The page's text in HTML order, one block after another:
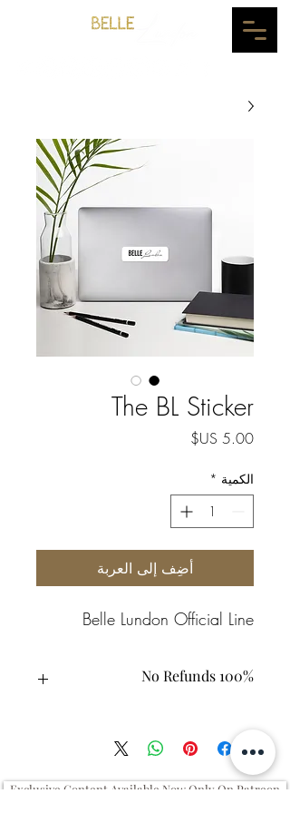
The BL Sticker
الكمية *
أضِف إلى العربة
Belle Lundon Official Line
100% No Refunds
Exclusive Content Available Now Only On Patreon